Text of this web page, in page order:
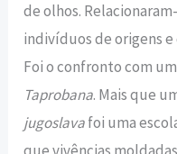
de olhos.
indivíduos de origens
Foi o confronto com
Taprobana. Mais que
jugoslavafoi uma